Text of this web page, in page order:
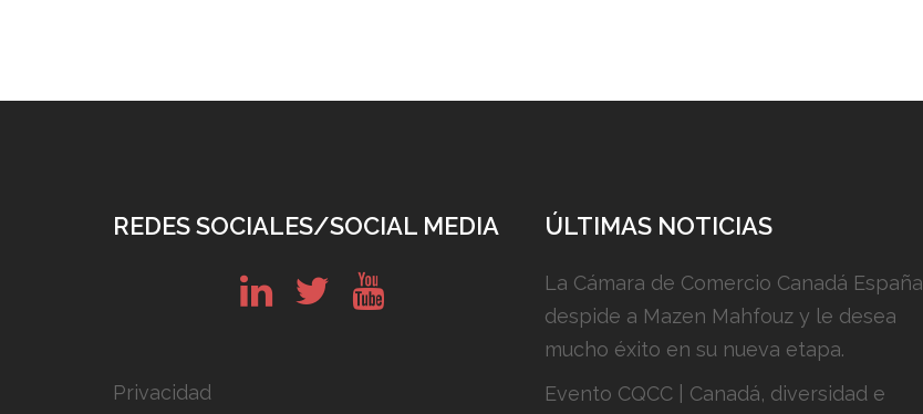
REDES SOCIALES/SOCIAL MEDIA
Privacidad
ÚLTIMAS NOTICIAS
La Cámara de Comercio Canadá España
despide a Mazen Mahfouz y le desea
mucho éxito en su nueva etapa.
Evento CQCC | Canadá, diversidad e